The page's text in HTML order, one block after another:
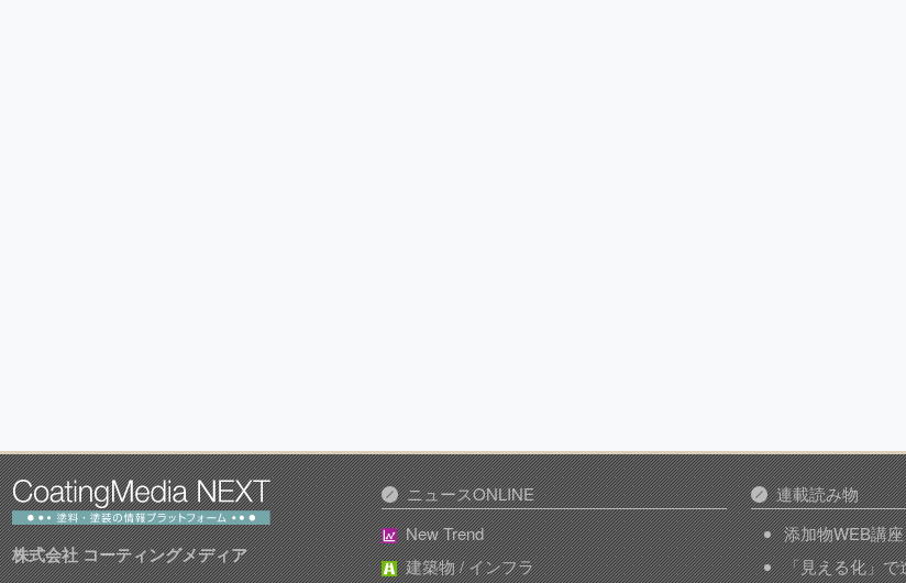
株式会社 コーティングメディア
ニュースONLINE
New Trend
建築物 / インフラ
連載読み物
添加物WEB講座
「見える化」